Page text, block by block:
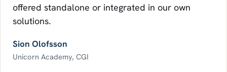
offered standalone or integrated in our own
solutions.
Sion Olofsson
Unicorn Academy, CGI